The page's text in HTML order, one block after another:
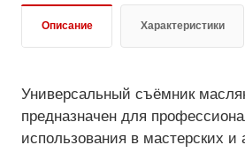
Описание Характеристики
Универсальный съёмник
предназначен для
использования в мастерских и